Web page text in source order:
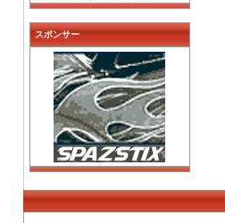
スポンサー